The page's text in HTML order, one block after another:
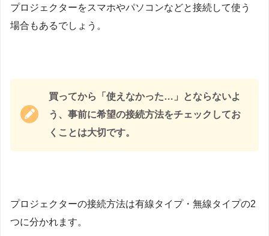
プロジェクターをスマホやパソコンなどと接続して使う
場合もあるでしょう。
買ってから「使えなかった…」とならないよ
う、事前に希望の接続方法をチェックしてお
くことは大切です。
プロジェクターの接続方法は有線タイプ・無線タイプの2
つに分かれます。